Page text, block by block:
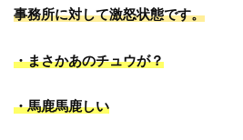
事務所に対して激怒状態です。
・まさかあのチュウが？
・馬鹿馬鹿しい